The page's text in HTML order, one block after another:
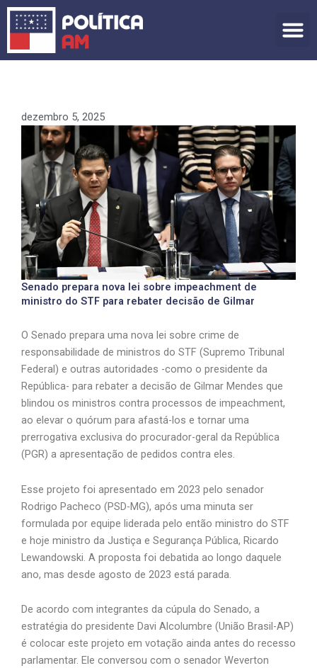
para
conteúdo
dezembro 5, 2025
Senado prepara nova lei sobre impeachment de
ministro do STF para rebater decisão de Gilmar
O Senado prepara uma nova lei sobre crime de
responsabilidade de ministros do STF (Supremo Tribunal
Federal) e outras autoridades -como o presidente da
República- para rebater a decisão de Gilmar Mendes que
blindou os ministros contra processos de impeachment,
ao elevar o quórum para afastá-los e tornar uma
prerrogativa exclusiva do procurador-geral da República
(PGR) a apresentação de pedidos contra eles.
Esse projeto foi apresentado em 2023 pelo senador
Rodrigo Pacheco (PSD-MG), após uma minuta ser
formulada por equipe liderada pelo então ministro do STF
e hoje ministro da Justiça e Segurança Pública, Ricardo
Lewandowski. A proposta foi debatida ao longo daquele
ano, mas desde agosto de 2023 está parada.
De acordo com integrantes da cúpula do Senado, a
estratégia do presidente Davi Alcolumbre (União Brasil-AP)
é colocar este projeto em votação ainda antes do recesso
parlamentar. Ele conversou com o senador Weverton